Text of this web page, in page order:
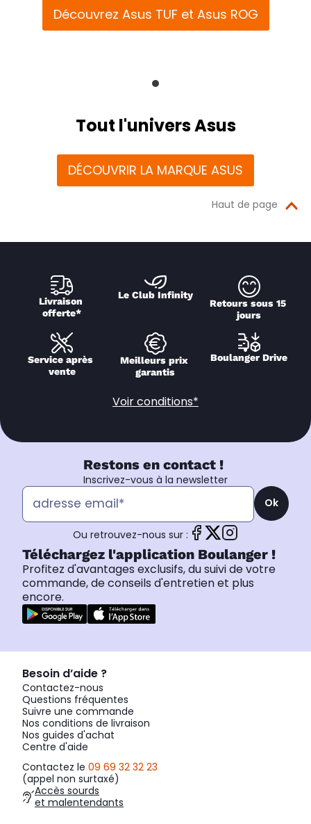
Découvrez Asus TUF et Asus ROG
Tout l'univers Asus
DÉCOUVRIR LA MARQUE ASUS
Haut de page
Livraison
offerte*
Le Club Infinity
Retours sous 15
jours
Service après
vente
Meilleurs prix
garantis
Boulanger Drive
Voir conditions*
Restons en contact !
Inscrivez-vous à la newsletter
Ok
Ou retrouvez-nous sur :
Téléchargez l'application Boulanger !
Profitez d'avantages exclusifs, du suivi de votre
commande, de conseils d'entretien et plus
encore.
Besoin d’aide ?
Contactez-nous
Questions fréquentes
Suivre une commande
Nos conditions de livraison
Nos guides d'achat
Centre d'aide
Contactez le 09 69 32 32 23
(appel non surtaxé)
Accès sourds
et malentendants